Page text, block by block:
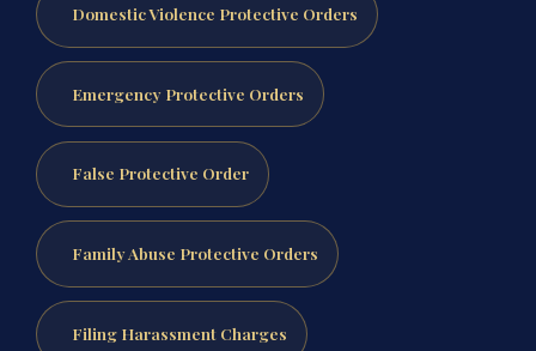
Domestic Violence Protective Orders
Emergency Protective Orders
False Protective Order
Family Abuse Protective Orders
Filing Harassment Charges